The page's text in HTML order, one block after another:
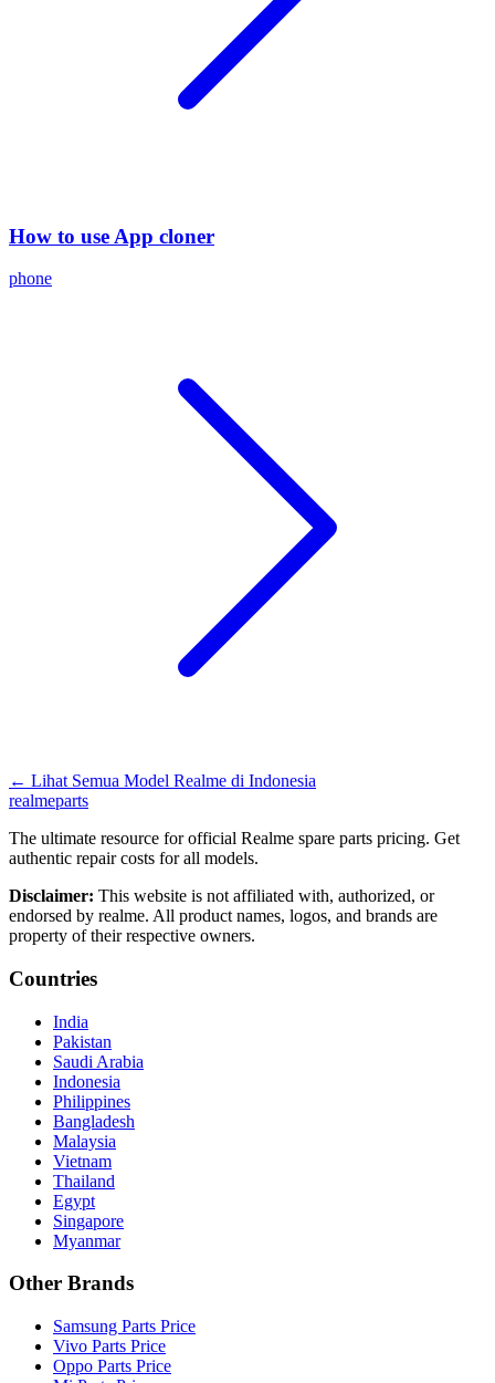
How to use App cloner
phone
← Lihat Semua Model Realme di Indonesia
realmeparts
The ultimate resource for official Realme spare parts pricing. Get
authentic repair costs for all models.
Disclaimer: This website is not affiliated with, authorized, or
endorsed by realme. All product names, logos, and brands are
property of their respective owners.
Countries
India
Pakistan
Saudi Arabia
Indonesia
Philippines
Bangladesh
Malaysia
Vietnam
Thailand
Egypt
Singapore
Myanmar
Other Brands
Samsung Parts Price
Vivo Parts Price
Oppo Parts Price